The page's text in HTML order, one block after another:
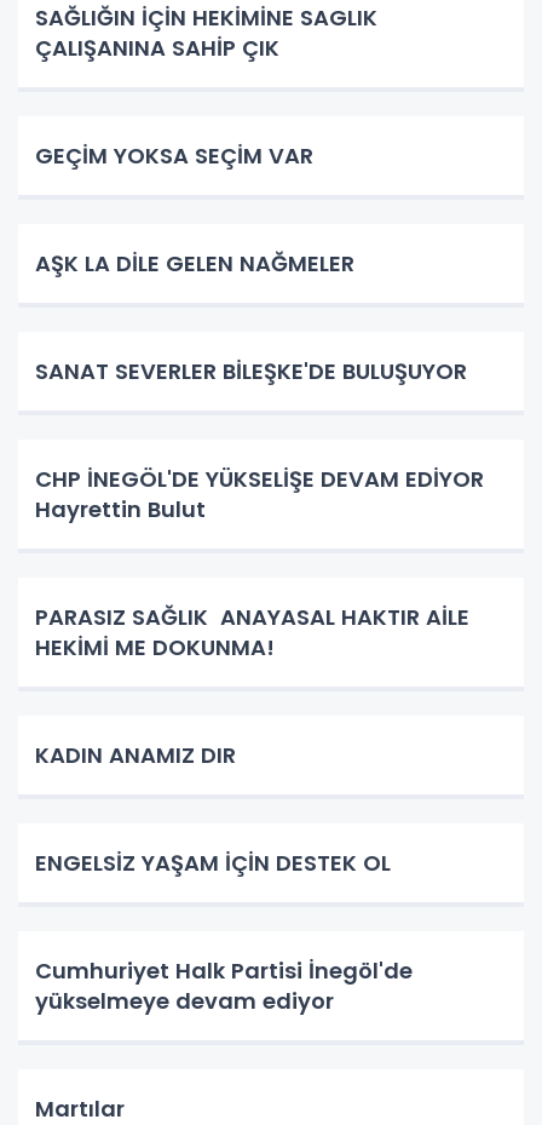
SAĞLIĞIN İÇİN HEKİMİNE SAGLIK
ÇALIŞANINA SAHİP ÇIK
GEÇİM YOKSA SEÇİM VAR
AŞK LA DİLE GELEN NAĞMELER
SANAT SEVERLER BİLEŞKE'DE BULUŞUYOR
CHP İNEGÖL'DE YÜKSELİŞE DEVAM EDİYOR
Hayrettin Bulut
PARASIZ SAĞLIK ANAYASAL HAKTIR AİLE
HEKİMİ ME DOKUNMA!
KADIN ANAMIZ DIR
ENGELSİZ YAŞAM İÇİN DESTEK OL
Cumhuriyet Halk Partisi İnegöl'de
yükselmeye devam ediyor
Martılar